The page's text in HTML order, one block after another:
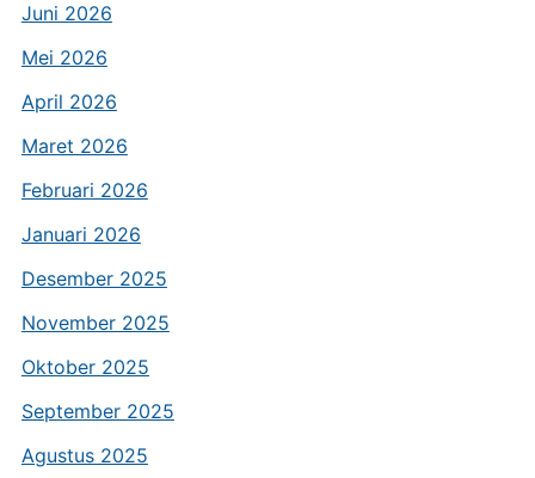
Juni 2026
Mei 2026
April 2026
Maret 2026
Februari 2026
Januari 2026
Desember 2025
November 2025
Oktober 2025
September 2025
Agustus 2025